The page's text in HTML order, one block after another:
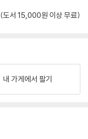
(도서 15,000원 이상 무료)
내 가게에서 팔기